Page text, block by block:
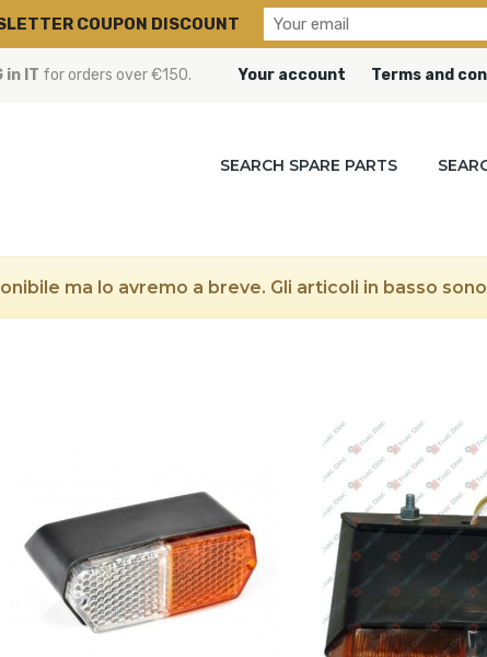
in IT for orders over €150. Your account Terms and
SEARCH SPARE PARTS
ma lo avremo a breve. Gli articoli in basso
COUPON DISCOUNT